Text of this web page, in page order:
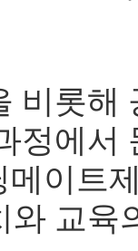
비롯해
정에서
이트
와 교육